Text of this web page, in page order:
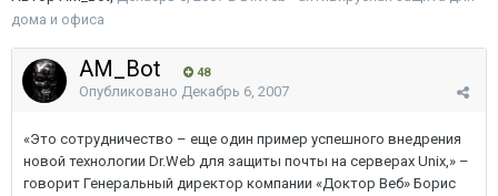
дома и офиса
AM_Bot 48
Опубликовано Декабрь 6, 2007
«Это сотрудничество – еще один пример успешного внедрения
новой технологии Dr.Web для защиты почты на серверах Unix,» –
говорит Генеральный директор компании «Доктор Веб» Борис